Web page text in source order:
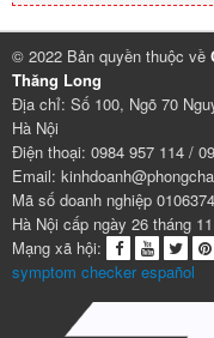
© 2022 Bản quyền thuộc về
Thăng Long
Địa chỉ: Số 100, Ngõ 70
Hà Nội
Điện thoại: 0984 957 114 /
Email:
Mã số doanh nghiệp
Hà Nội cấp ngày 26 tháng
Mạng xã hội:
symptom checker español